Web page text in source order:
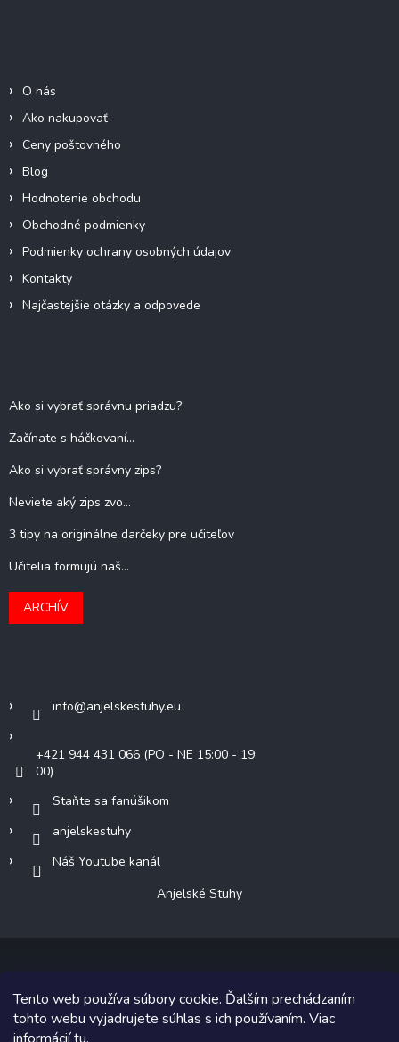
Tento web používa súbory cookie. Ďalším prechádzaním
tohto webu vyjadrujete súhlas s ich používaním. Viac
O nás
Ako nakupovať
Ceny poštovného
Blog
Hodnotenie obchodu
Obchodné podmienky
Podmienky ochrany osobných údajov
Kontakty
Najčastejšie otázky a odpovede
Ako si vybrať správnu priadzu?
Začínate s háčkovaní...
Ako si vybrať správny zips?
Neviete aký zips zvo...
3 tipy na originálne darčeky pre učiteľov
Učitelia formujú naš...
ARCHÍV
info@anjelskestuhy.eu
+421 944 431 066 (PO - NE 15:00 - 19:
00)
Staňte sa fanúšikom
anjelskestuhy
Náš Youtube kanál
Anjelské Stuhy
Copyright 2026Anjelské Stuhy. Všetky práva vyhradené.